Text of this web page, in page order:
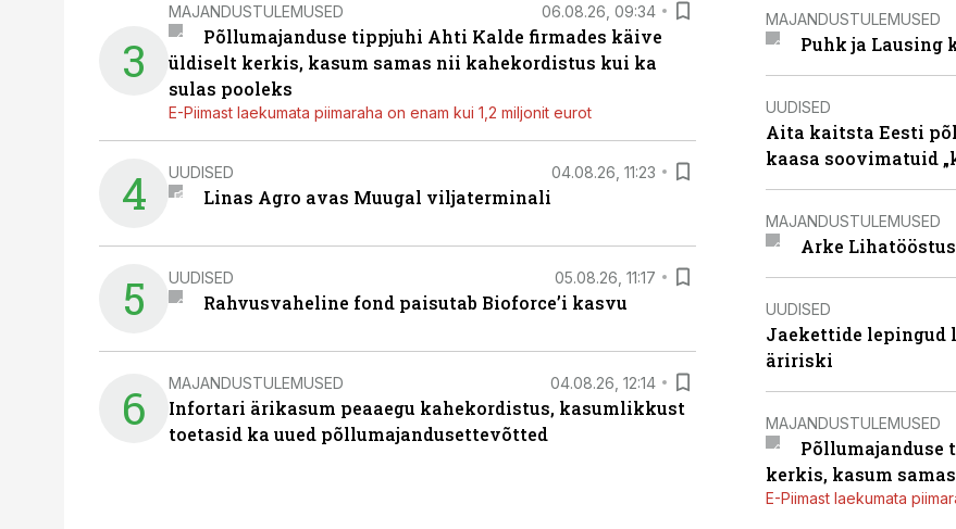
3
MAJANDUSTULEMUSED 06.08.26, 09:34
Põllumajanduse tippjuhi Ahti Kalde firmades käive
üldiselt kerkis, kasum samas nii kahekordistus kui ka
sulas pooleks
E-Piimast laekumata piimaraha on enam kui 1,2 miljonit eurot
4 UUDISED 04.08.26, 11:23
Linas Agro avas Muugal viljaterminali
5 UUDISED 05.08.26, 11:17
Rahvusvaheline fond paisutab Bioforce’i kasvu
6 MAJANDUSTULEMUSED 04.08.26, 12:14
Infortari ärikasum peaaegu kahekordistus, kasumlikkust
toetasid ka uued põllumajandusettevõtted
MAJANDUSTULEMUSED
Puhk ja
UUDISED
Aita kaitsta Eesti
kaasa soovimatuid
MAJANDUSTULEMUSED
Arke
UUDISED
Jaekettide lepingud
äririski
MAJANDUSTULEMUSED
kerkis, kasum
E-Piimast laekumata